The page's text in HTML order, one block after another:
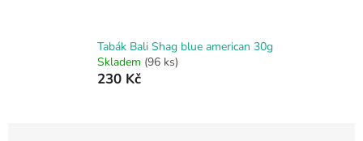
Tabák Bali Shag blue american 30g
Skladem (96 ks)
230 Kč